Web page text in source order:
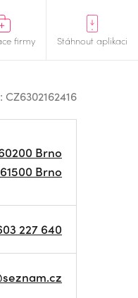
firmy Stáhnout aplikaci
CZ6302162416
Brno
Brno
227 640